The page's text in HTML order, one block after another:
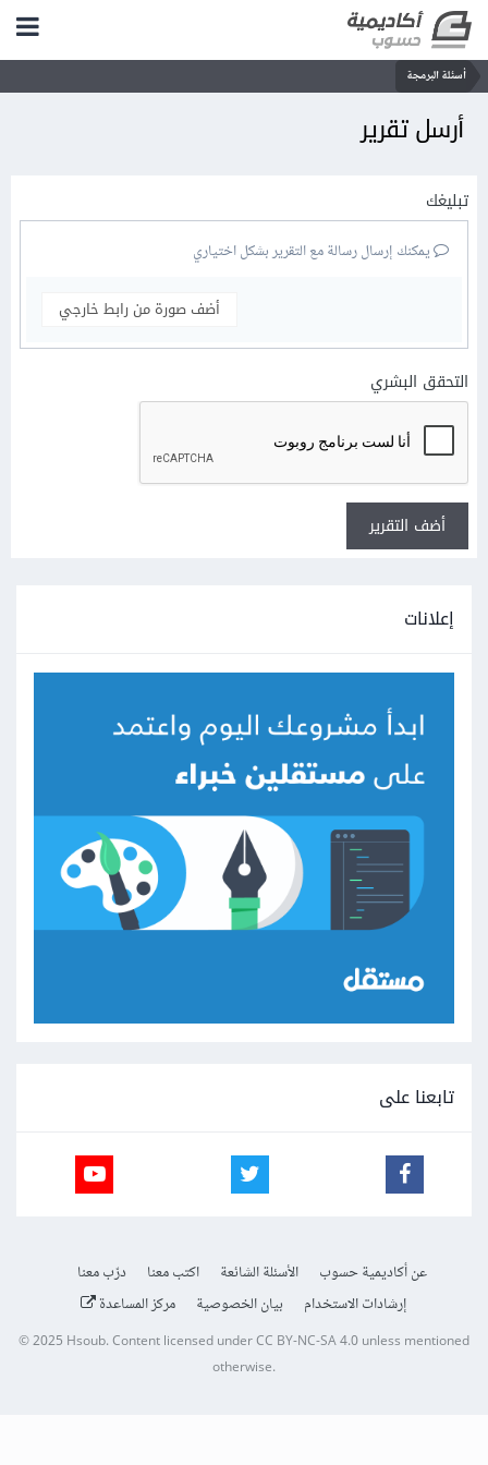
أسئلة البرمجة
أرسل تقرير
تبليغك
يمكنك إرسال رسالة مع التقرير بشكل اختياري
أضف صورة من رابط خارجي
التحقق البشري
أضف التقرير
إعلانات
تابعنا على
عن أكاديمية حسوب الأسئلة الشائعة اكتب معنا
درّب معنا
إرشادات الاستخدام
بيان الخصوصية مركز المساعدة
© 2025 Hsoub.Content licensed underCC BY-NC-SA 4.0unless mentioned
otherwise.